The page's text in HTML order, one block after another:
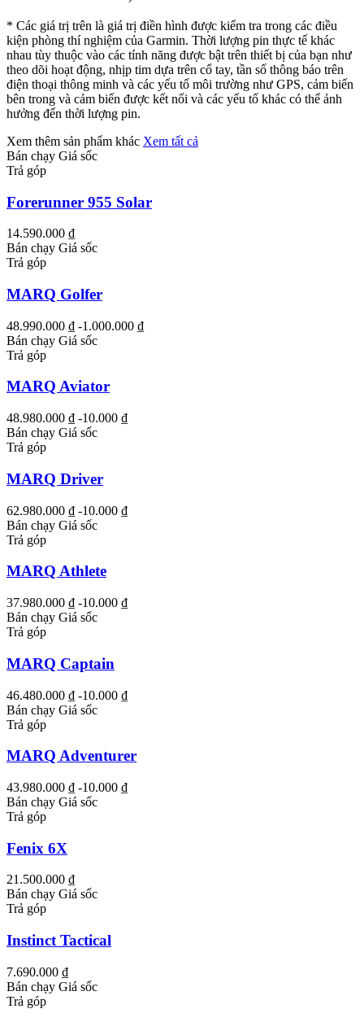
* Các giá trị trên là giá trị điền hình được kiểm tra trong các điều
kiện phòng thí nghiệm của Garmin. Thời lượng pin thực tế khác
nhau tùy thuộc vào các tính năng được bật trên thiết bị của bạn như
theo dõi hoạt động, nhịp tim dựa trên cổ tay, tần số thông báo trên
điện thoại thông minh và các yếu tố môi trường như GPS, cảm biến
bên trong và cảm biến được kết nối và các yếu tố khác có thể ảnh
hưởng đến thời lượng pin.
Xem thêm sản phẩm khác Xem tất cả
Bán chạy Giá sốc
Trả góp
Forerunner 955 Solar
14.590.000 ₫
Bán chạy Giá sốc
Trả góp
MARQ Golfer
48.990.000 ₫ -1.000.000 ₫
Bán chạy Giá sốc
Trả góp
MARQ Aviator
48.980.000 ₫ -10.000 ₫
Bán chạy Giá sốc
Trả góp
MARQ Driver
62.980.000 ₫ -10.000 ₫
Bán chạy Giá sốc
Trả góp
MARQ Athlete
37.980.000 ₫ -10.000 ₫
Bán chạy Giá sốc
Trả góp
MARQ Captain
46.480.000 ₫ -10.000 ₫
Bán chạy Giá sốc
Trả góp
MARQ Adventurer
43.980.000 ₫ -10.000 ₫
Bán chạy Giá sốc
Trả góp
Fenix 6X
21.500.000 ₫
Bán chạy Giá sốc
Trả góp
Instinct Tactical
7.690.000 ₫
Bán chạy Giá sốc
Trả góp